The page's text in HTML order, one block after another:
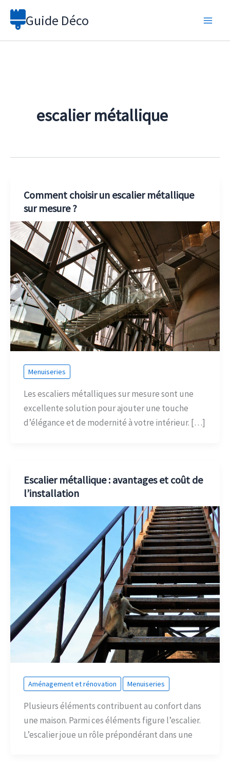
Aller
Guide Déco
escalier métallique
Comment choisir un escalier métallique
sur mesure ?
Menuiseries
Les escaliers métalliques sur mesure sont une
excellente solution pour ajouter une touche
d’élégance et de modernité à votre intérieur. […]
Escalier métallique : avantages et coût de
l’installation
Aménagement et rénovation Menuiseries
Plusieurs éléments contribuent au confort dans
une maison. Parmi ces éléments figure l’escalier.
L’escalier joue un rôle prépondérant dans une